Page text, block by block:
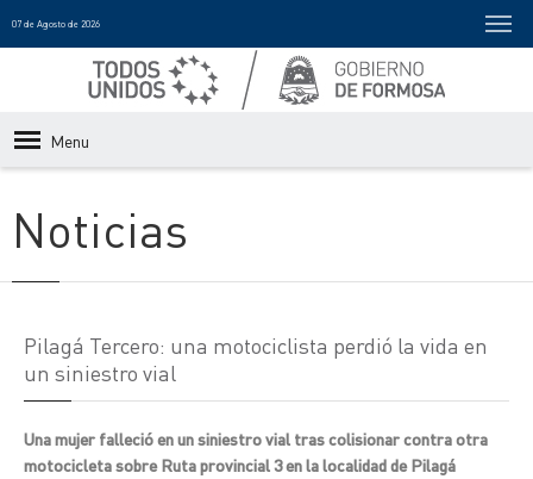
07 de Agosto de 2026
Menu
Noticias
Pilagá Tercero: una motociclista perdió la vida en
un siniestro vial
Una mujer falleció en un siniestro vial tras colisionar contra otra
motocicleta sobre Ruta provincial 3 en la localidad de Pilagá